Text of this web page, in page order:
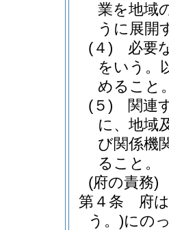
業を地域
うに展開
(４)
必要
をいう。
めること
(５)
関連
に、地域
び関係機
ること。
(府の責務)
第４条
府
う。)にの